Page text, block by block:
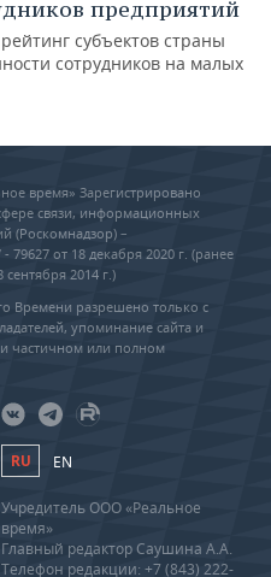
предприятий
субъектов страны
сотрудников на малых
время» Зарегистрировано
связи, информационных
(Роскомнадзор) –
от 18 декабря 2020 г. (ранее
2014 г.)
Времени разрешено только с
упоминание сайта и
частичном или полном
RU EN
Учредитель ООО «Реальное
время»
Главный редактор Саушина А.А.
Телефон редакции: +7 (843) 222-